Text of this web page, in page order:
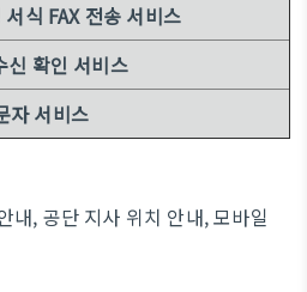
식 FAX 전송 서비스
신 확인 서비스
자 서비스
내, 공단 지사 위치 안내, 모바일